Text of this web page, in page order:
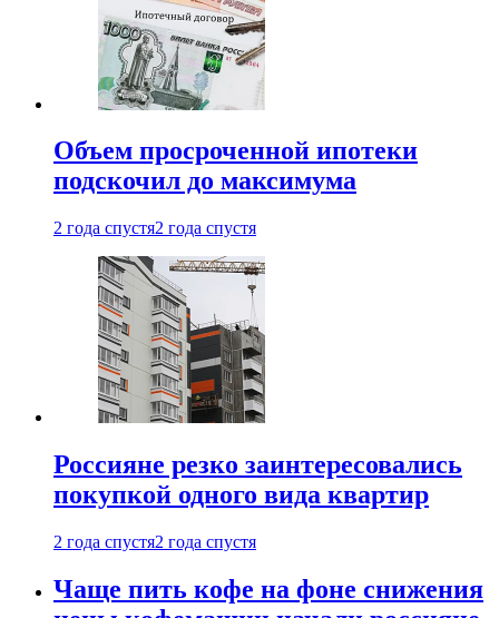
Объем просроченной ипотеки
подскочил до максимума
2 года спустя2 года спустя
Россияне резко заинтересовались
покупкой одного вида квартир
2 года спустя2 года спустя
Чаще пить кофе на фоне снижения